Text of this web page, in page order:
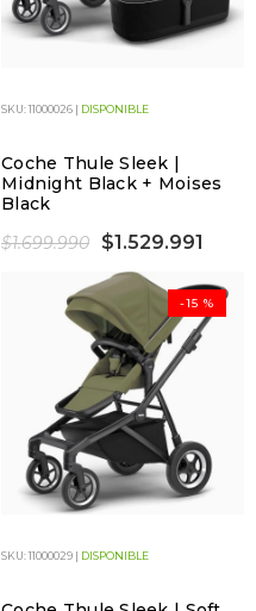
SKU: 11000026 | DISPONIBLE
Coche Thule Sleek |
Midnight Black + Moises
Black
$1.699.990
$1.529.991
SKU: 11000029 | DISPONIBLE
-15 %